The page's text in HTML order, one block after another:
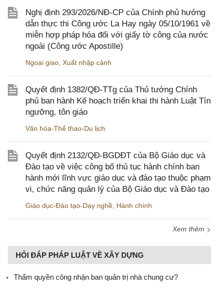
Nghị định 293/2026/NĐ-CP của Chính phủ hướng
dẫn thực thi Công ước La Hay ngày 05/10/1961 về
miễn hợp pháp hóa đối với giấy tờ công của nước
ngoài (Công ước Apostille)
Ngoại giao, Xuất nhập cảnh
Quyết định 1382/QĐ-TTg của Thủ tướng Chính
phủ ban hành Kế hoạch triển khai thi hành Luật Tín
ngưỡng, tôn giáo
Văn hóa-Thể thao-Du lịch
Quyết định 2132/QĐ-BGDĐT của Bộ Giáo dục và
Đào tạo về việc công bố thủ tục hành chính ban
hành mới lĩnh vực giáo dục và đào tạo thuộc phạm
vi, chức năng quản lý của Bộ Giáo dục và Đào tạo
Giáo dục-Đào tạo-Dạy nghề, Hành chính
Xem thêm
HỎI ĐÁP PHÁP LUẬT VỀ XÂY DỰNG
Thẩm quyền công nhận ban quản trị nhà chung cư?